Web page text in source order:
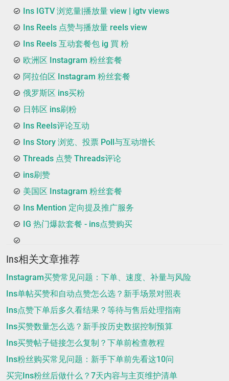
Ins IGTV 浏览量|播放量 view | igtv views
Ins Reels 点赞与播放量 reels view
Ins Reels 互动套餐包 ig 買 粉
欧洲区 Instagram 粉丝套餐
阿拉伯区 Instagram 粉丝套餐
俄罗斯区 ins买粉
日韩区 ins刷粉
Ins Reels评论互动
Ins Story 浏览、投票 Poll与互动增长
Threads 点赞 Threads评论
ins刷赞
美国区 Instagram 粉丝套餐
Ins Mention 定向提及推广服务
IG 热门爆款套餐 - ins点赞购买
Ins相关文章推荐
Instagram买赞常见问题：下单、速度、补量与风险
Ins单帖买赞和自动点赞怎么选？新手场景对照表
Ins点赞下单后多久看结果？等待与售后处理指南
Ins买赞数量怎么选？新手按历史数据控制预算
Ins买赞帖子链接怎么复制？下单前检查教程
Ins粉丝购买常见问题：新手下单前先看这10问
买完Ins粉丝后做什么？7天内容与主页维护清单